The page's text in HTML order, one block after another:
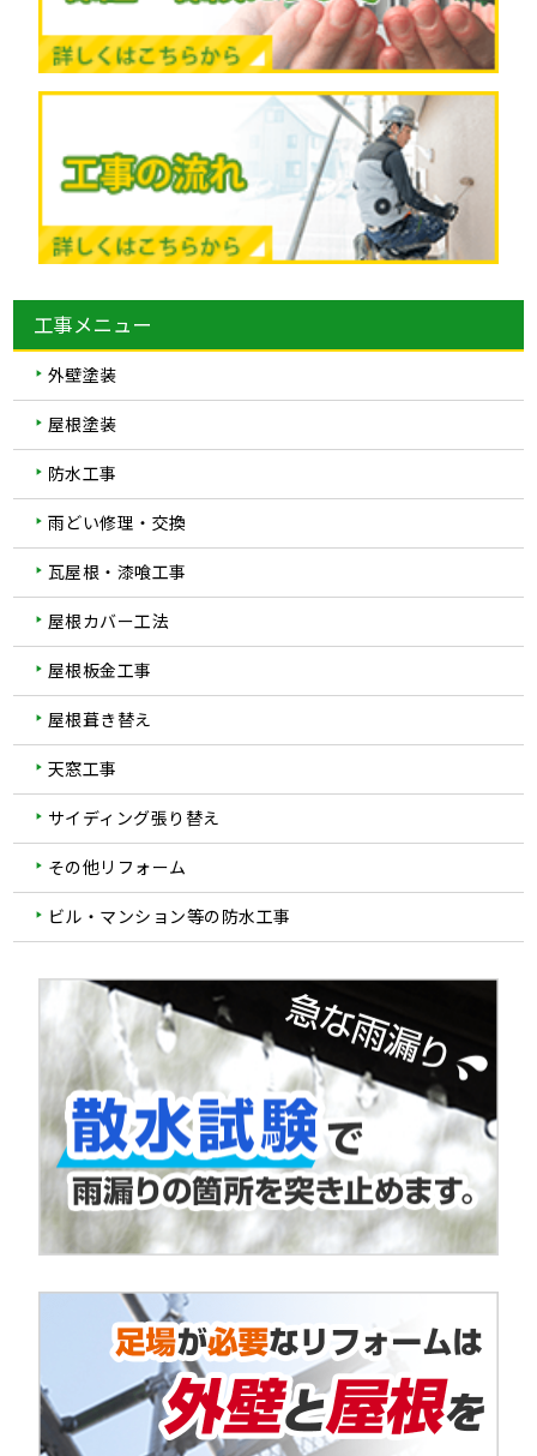
工事メニュー
外壁塗装
屋根塗装
防水工事
雨どい修理・交換
瓦屋根・漆喰工事
屋根カバー工法
屋根板金工事
屋根葺き替え
天窓工事
サイディング張り替え
その他リフォーム
ビル・マンション等の防水工事